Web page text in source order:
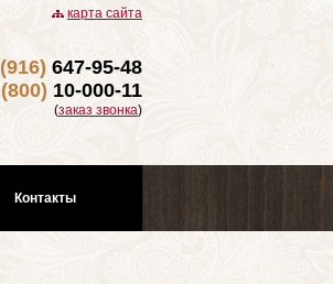
карта сайта
(916) 647-95-48
(800) 10-000-11
(заказ звонка)
Контакты